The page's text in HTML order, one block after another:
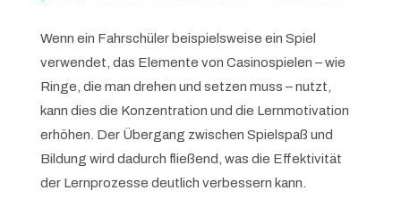
Wenn ein Fahrschüler beispielsweise ein Spiel
verwendet, das Elemente von Casinospielen – wie
Ringe, die man drehen und setzen muss – nutzt,
kann dies die Konzentration und die Lernmotivation
erhöhen. Der Übergang zwischen Spielspaß und
Bildung wird dadurch fließend, was die Effektivität
der Lernprozesse deutlich verbessern kann.